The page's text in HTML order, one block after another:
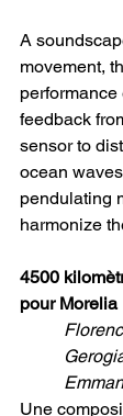
A
movement,
feedback
sensor to
ocean
pendulating
harmonize
4500
pour Morelia
Une